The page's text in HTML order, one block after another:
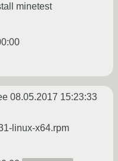
minetest
08.05.2017 15:23:33
linux-x64.rpm